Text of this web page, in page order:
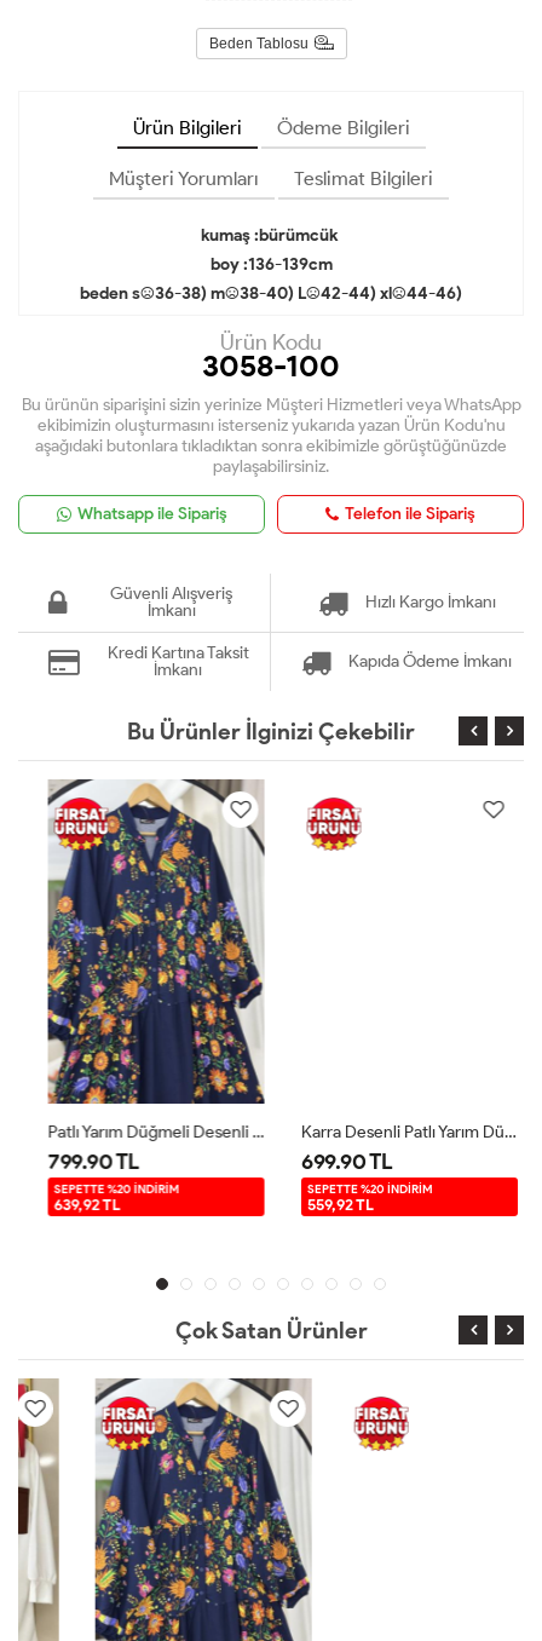
Beden Tablosu
Ürün Bilgileri Ödeme Bilgileri
Müşteri Yorumları Teslimat Bilgileri
kumaş :bürümcük
boy :136-139cm
beden s:(36-38) m:(38-40) L:(42-44) xl:(44-46)
Ürün Kodu
3058-100
Bu ürünün siparişini sizin yerinize Müşteri Hizmetleri veya WhatsApp
ekibimizin oluşturmasını isterseniz yukarıda yazan Ürün Kodu'nu
aşağıdaki butonlara tıkladıktan sonra ekibimizle görüştüğünüzde
paylaşabilirsiniz.
Whatsapp ile Sipariş Telefon ile Sipariş
Güvenli Alışveriş
İmkanı
Hızlı Kargo İmkanı
Kredi Kartına Taksit
İmkanı
Kapıda Ödeme İmkanı
Bu Ürünler İlginizi Çekebilir
Patlı Yarım Düğmeli Desenli Elbise Lacivert UMS50261
799.90 TL
SEPETTE %20 İNDİRİM
639,92 TL
Karra Desenli Patlı Yarım Düğme Elbise Yeşil UMS50143
699.90 TL
SEPETTE %20 İNDİRİM
559,92 TL
Çok Satan Ürünler